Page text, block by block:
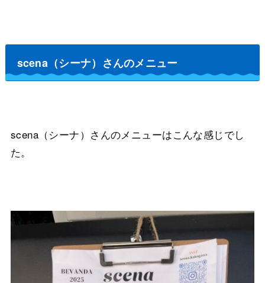
scena（シーナ）さんのメニュー
scena（シーナ）さんのメニューはこんな感じでし
た。